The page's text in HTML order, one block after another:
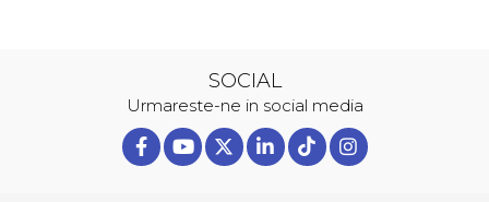
SOCIAL
Urmareste-ne in social media